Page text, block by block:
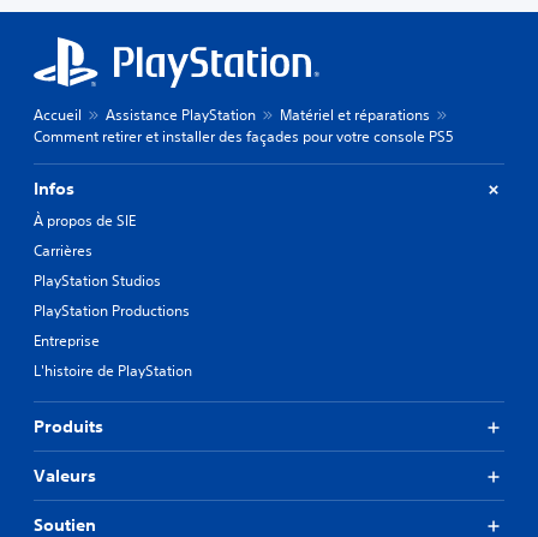
Accueil Assistance PlayStation
Matériel et réparations
Comment retirer et installer des façades pour votre console PS5
Infos
À propos de SIE
Carrières
PlayStation Studios
PlayStation Productions
Entreprise
L'histoire de PlayStation
Produits
Valeurs
Soutien